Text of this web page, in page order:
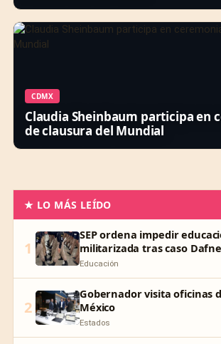
CDMX
Claudia Sheinbaum participa en
de clausura del Mundial
★ LO MÁS LEÍDO
1
SEP ordena impedir
militarizada tras caso Dafne
Educación
2
Gobernador visita oficinas
México
Estados